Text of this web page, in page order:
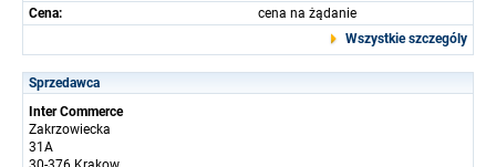
Cena:
cena na żądanie
Wszystkie szczególy
Sprzedawca
Inter Commerce
Zakrzowiecka
31A